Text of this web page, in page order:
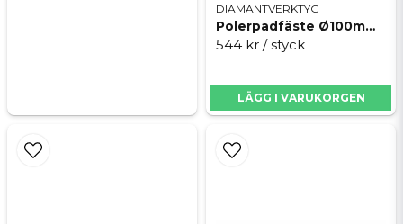
DIAMANTVERKTYG
Polerpadfäste Ø100mm M14, Centrum pro
544 kr / styck
LÄGG I VARUKORGEN